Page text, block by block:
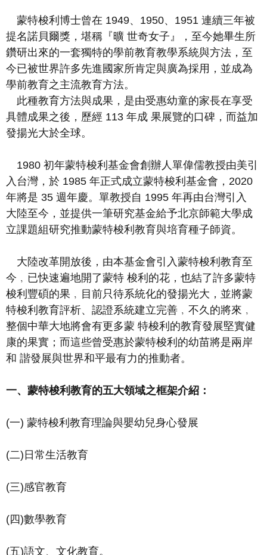
蒙特梭利博士曾在 1949、 1950、 1951 連續三年被
提名諾貝爾獎，堪稱『曠 世奇女子』，至今她畢生所
鑽研出來的一套獨特的學前教育教學系統與方法，至
今已被世界許多先進國家所肯定與廣為採用，並成為
學前教育之主流教育方法。
此種教育方法與成果，是由受惠幼童的家長在享受
具體成果之後，歷經 113 年成 果展覽的口碑，而益加
發揚光大於全球。
1980 初年蒙特梭利基金會創辦人單偉儒教授由美引
入台灣，於 1985 年正式成立蒙特梭利基金會， 2020
年將是 35 週年慶。單教授自 1995 年再由台灣引入
大陸至今，並提供一筆研究基金給予北京師範大學成
立課題組研究推動蒙特梭利 教育與培育種子師資。
大陸改革開放後，由本基金會引入蒙特梭利教育至
今﹐已快速遍地開了蒙特 梭利的花，也結了許多蒙特
梭利豐碩的果﹐目前只待系統化的發揚光大，並將蒙
特梭利教育評析、認證系統建立完善﹐不久的將來﹐
整個中華大地將會有更多蒙 特梭利的教育發展堅實健
康的果實；而這些曾受惠於蒙特梭利的幼苗將是兩岸
和 諧發展與世界和平最有力的推動者。
一、蒙特梭利教育的五大領域之框架介紹：
(一) 蒙特梭利教育理論與嬰幼兒身心發展
(二) 日常生活教育
(三)感官教育
(四)數學教育
(五)語文、文化教育。